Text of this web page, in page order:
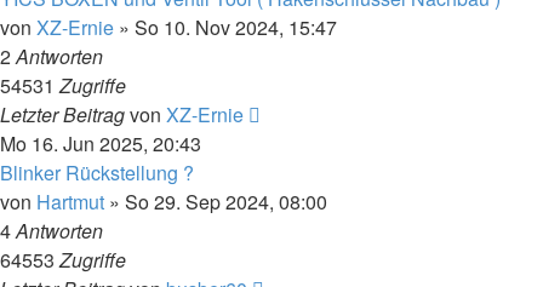
von XZ-Ernie » So 10. Nov 2024, 15:47
2Antworten
54531Zugriffe
Letzter Beitragvon XZ-Ernie
Mo 16. Jun 2025, 20:43
Blinker Rückstellung ?
von Hartmut » So 29. Sep 2024, 08:00
4Antworten
64553Zugriffe